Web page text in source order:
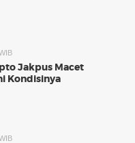
Jakpus Macet
Kondisinya